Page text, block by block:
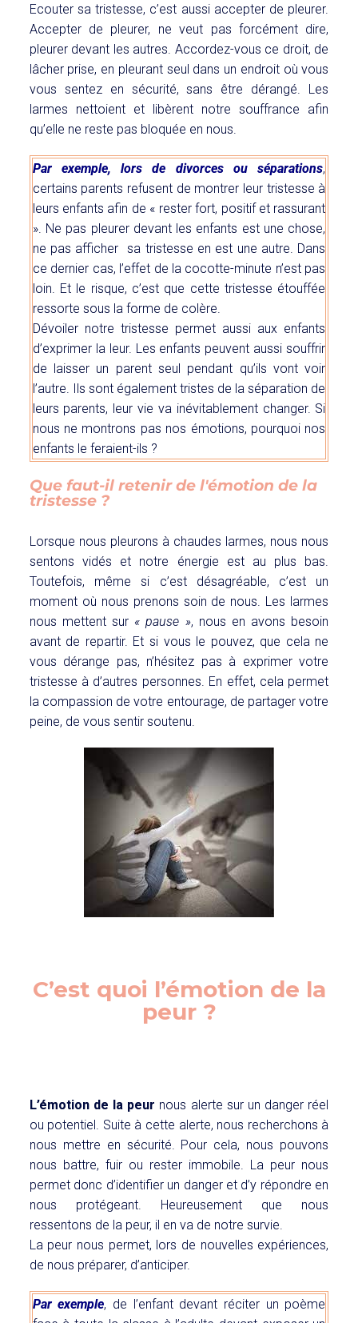
Ecouter sa tristesse, c’est aussi accepter de pleurer.
Accepter de pleurer, ne veut pas forcément dire,
pleurer devant les autres. Accordez-vous ce droit, de
lâcher prise, en pleurant seul dans un endroit où vous
vous sentez en sécurité, sans être dérangé. Les
larmes nettoient et libèrent notre souffrance afin
qu’elle ne reste pas bloquée en nous.
Par exemple, lors de divorces ou séparations,
certains parents refusent de montrer leur tristesse à
leurs enfants afin de « rester fort, positif et rassurant
». Ne pas pleurer devant les enfants est une chose,
ne pas afficher sa tristesse en est une autre. Dans
ce dernier cas, l’effet de la cocotte-minute n’est pas
loin. Et le risque, c’est que cette tristesse étouffée
ressorte sous la forme de colère.
Dévoiler notre tristesse permet aussi aux enfants
d’exprimer la leur. Les enfants peuvent aussi souffrir
de laisser un parent seul pendant qu’ils vont voir
l’autre. Ils sont également tristes de la séparation de
leurs parents, leur vie va inévitablement changer. Si
nous ne montrons pas nos émotions, pourquoi nos
enfants le feraient-ils ?
Que faut-il retenir de l'émotion de la
tristesse ?
Lorsque nous pleurons à chaudes larmes, nous nous
sentons vidés et notre énergie est au plus bas.
Toutefois, même si c’est désagréable, c’est un
moment où nous prenons soin de nous. Les larmes
nous mettent sur « pause », nous en avons besoin
avant de repartir. Et si vous le pouvez, que cela ne
vous dérange pas, n’hésitez pas à exprimer votre
tristesse à d’autres personnes. En effet, cela permet
la compassion de votre entourage, de partager votre
peine, de vous sentir soutenu.
C’est quoi l’émotion de la
peur ?
L’émotion de la peur nous alerte sur un danger réel
ou potentiel. Suite à cette alerte, nous recherchons à
nous mettre en sécurité. Pour cela, nous pouvons
nous battre, fuir ou rester immobile. La peur nous
permet donc d’identifier un danger et d’y répondre en
nous protégeant. Heureusement que nous
ressentons de la peur, il en va de notre survie.
La peur nous permet, lors de nouvelles expériences,
de nous préparer, d’anticiper.
Par exemple, de l’enfant devant réciter un poème